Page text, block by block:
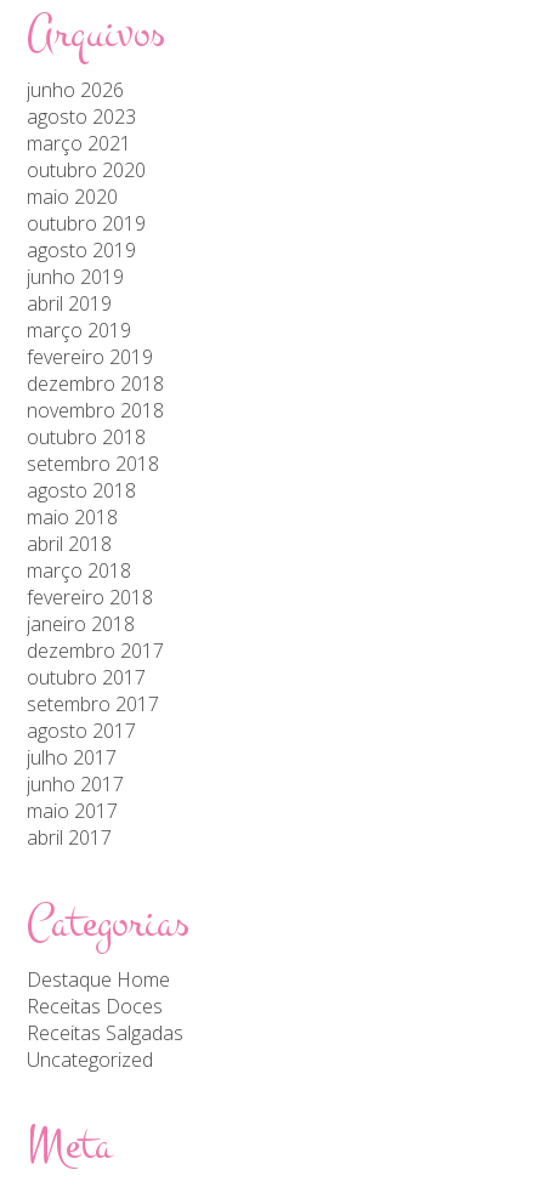
Arquivos
junho 2026
agosto 2023
março 2021
outubro 2020
maio 2020
outubro 2019
agosto 2019
junho 2019
abril 2019
março 2019
fevereiro 2019
dezembro 2018
novembro 2018
outubro 2018
setembro 2018
agosto 2018
maio 2018
abril 2018
março 2018
fevereiro 2018
janeiro 2018
dezembro 2017
outubro 2017
setembro 2017
agosto 2017
julho 2017
junho 2017
maio 2017
abril 2017
Categorias
Destaque Home
Receitas Doces
Receitas Salgadas
Uncategorized
Meta